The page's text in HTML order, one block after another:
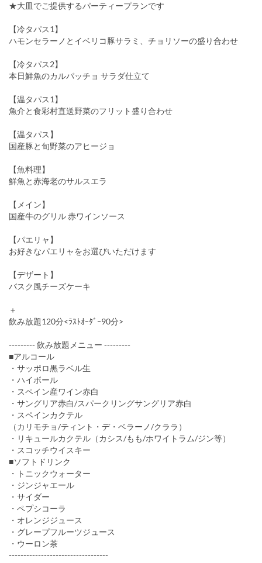
★大皿でご提供するパーティープランです
【冷タパス1】
ハモンセラーノとイベリコ豚サラミ、チョリソーの盛り合わせ
【冷タパス2】
本日鮮魚のカルパッチョ サラダ仕立て
【温タパス1】
魚介と食彩村直送野菜のフリット盛り合わせ
【温タパス】
国産豚と旬野菜のアヒージョ
【魚料理】
鮮魚と赤海老のサルスエラ
【メイン】
国産牛のグリル 赤ワインソース
【パエリャ】
お好きなパエリャをお選びいただけます
【デザート】
バスク風チーズケーキ
＋
飲み放題120分<ﾗｽﾄｵｰﾀﾞｰ90分>
--------- 飲み放題メニュー ---------
■アルコール
・サッポロ黒ラベル生
・ハイボール
・スペイン産ワイン赤白
・サングリア赤白/スパークリングサングリア赤白
・スペインカクテル
（カリモチョ/ティント・デ・ベラーノ/クララ）
・リキュールカクテル（カシス/もも/ホワイトラム/ジン等）
・スコッチウイスキー
■ソフトドリンク
・トニックウォーター
・ジンジャエール
・サイダー
・ペプシコーラ
・オレンジジュース
・グレープフルーツジュース
・ウーロン茶
----------------------------------